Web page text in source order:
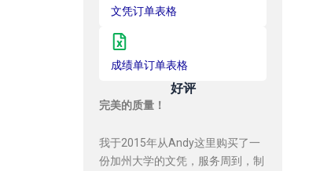
文凭订单表格
成绩单订单表格
好评
完美的质量！
我于2015年从Andy这里购买了一
份加州大学的文凭，服务周到，制